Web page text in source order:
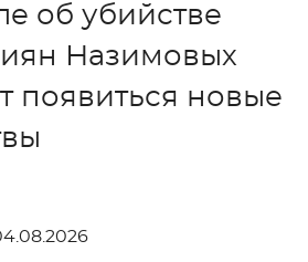
об убийстве
Назимовых
появиться новые